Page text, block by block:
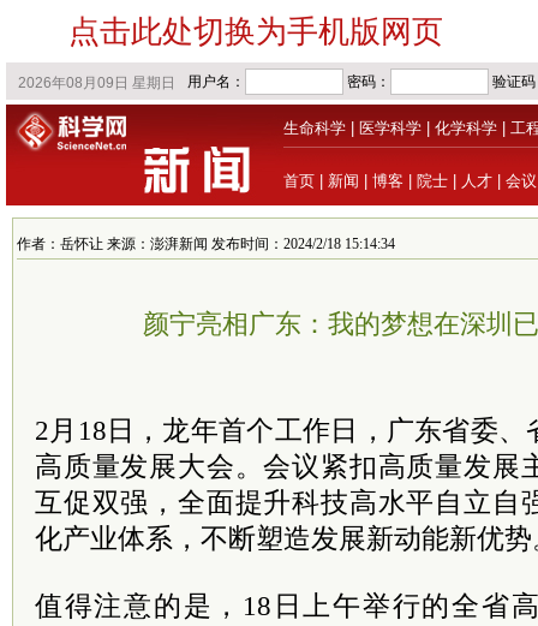
点击此处切换为手机版网页
生命科学 医学科学 化学科学 工
首页 新闻 博客 院士 人才 会议
作者：岳怀让 来源：澎湃新闻 发布时间：2024/2/18 15:14:34
颜宁亮相广东：我的梦想在深圳
2月18日，龙年首个工作日，广东省委
高质量发展大会。会议紧扣高质量发展
互促双强，全面提升科技高水平自立自
化产业体系，不断塑造发展新动能新优势
值得注意的是，18日上午举行的全省